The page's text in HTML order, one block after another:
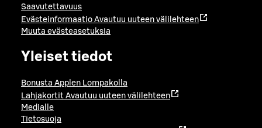
Saavutettavuus
Evästeinformaatio Avautuu uuteen välilehteen
Muuta evästeasetuksia
Yleiset tiedot
Bonusta Applen Lompakolla
Lahjakortit Avautuu uuteen välilehteen
Medialle
Tietosuoja